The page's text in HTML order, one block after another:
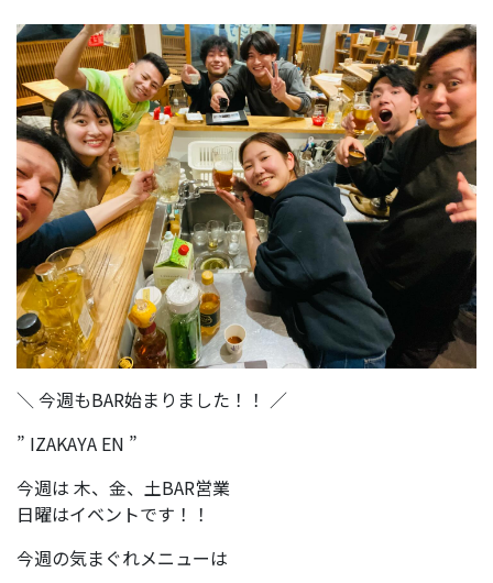
＼ 今週もBAR始まりました！！ ／
” IZAKAYA EN ”
今週は 木、金、土BAR営業
日曜はイベントです！！
今週の気まぐれメニューは